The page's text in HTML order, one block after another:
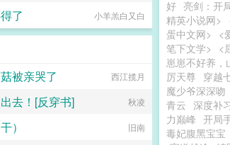
好 亮剑：开
精英小说网>
蛋中文网>
<
笔下文学>
<
崽崽不好养，
厉天尊 穿越
魔少爷深深吻
青云 深度补
力巅峰 开局
毒妃腹黑宝宝
了 小羊羔白又白
被亲哭了
西江揽月
去！[反穿书] 秋凌
） 旧南